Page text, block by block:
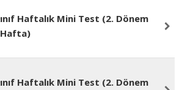
Haftalık Mini Test (2. Dönem
Haftalık Mini Test (2. Dönem